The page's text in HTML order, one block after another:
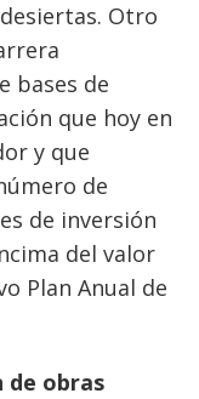
Otro
bases de
que hoy en
y que
de
de inversión
del valor
Plan Anual de
de obras